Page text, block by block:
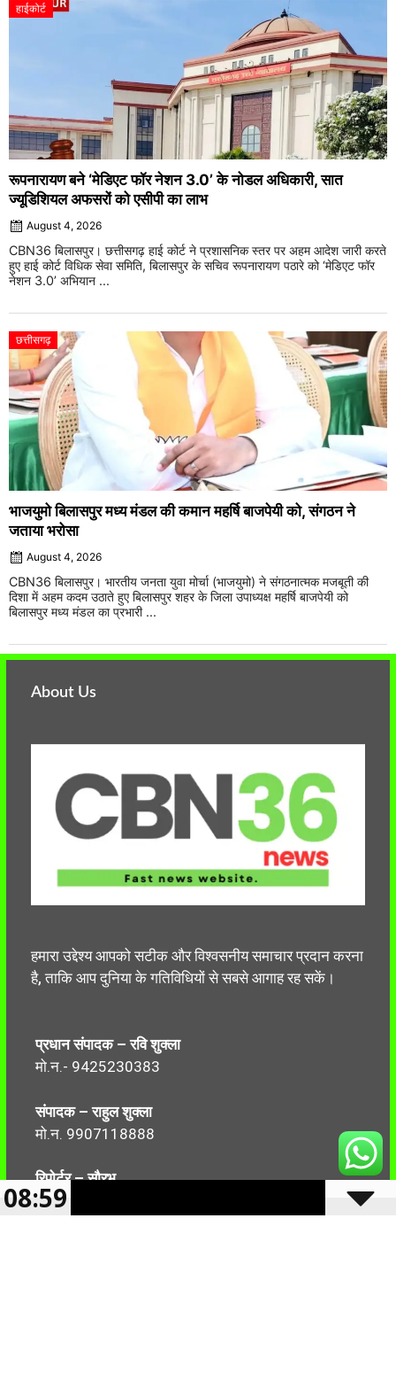
हाईकोर्ट
रूपनारायण बने ‘मेडिएट फॉर नेशन 3.0’ के नोडल अधिकारी, सात
ज्यूडिशियल अफसरों को एसीपी का लाभ
August 4, 2026
CBN36 बिलासपुर। छत्तीसगढ़ हाई कोर्ट ने प्रशासनिक स्तर पर अहम आदेश जारी करते
हुए हाई कोर्ट विधिक सेवा समिति, बिलासपुर के सचिव रूपनारायण पठारे को ‘मेडिएट फॉर
नेशन 3.0’ अभियान ...
छत्तीसगढ़
भाजयुमो बिलासपुर मध्य मंडल की कमान महर्षि बाजपेयी को, संगठन ने
जताया भरोसा
August 4, 2026
CBN36 बिलासपुर। भारतीय जनता युवा मोर्चा (भाजयुमो) ने संगठनात्मक मजबूती की
दिशा में अहम कदम उठाते हुए बिलासपुर शहर के जिला उपाध्यक्ष महर्षि बाजपेयी को
बिलासपुर मध्य मंडल का प्रभारी ...
About Us
हमारा उद्देश्य आपको सटीक और विश्वसनीय समाचार प्रदान करना
है, ताकि आप दुनिया के गतिविधियों से सबसे आगाह रह सकें।
प्रधान संपादक – रवि शुक्ला
मो.न.- 9425230383
संपादक – राहुल शुक्ला
मो.न. 9907118888
रिपोर्टर – सौरभ
मो.न.-7499999906
08:59